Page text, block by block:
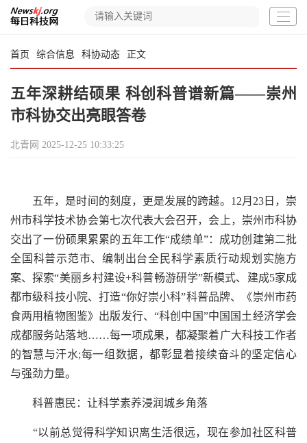
首页 综合信息 科协动态 正文
五年深耕结硕果 科创科普谱新篇——崇州
市科协交出亮眼答卷
北青网 2025-12-25 10:33:25
五年，是时间的刻度，更是发展的跨越。12月23日，崇
州市科学技术协会第七次代表大会召开，会上，崇州市科协
交出了一份硕果累累的五年工作“成绩单”：成功创建第二批
全国科普示范市、编制出台全民科学素质行动规划实施方
案、探索“美丽乡村建设+科普畅游研学”新模式、建成5家成
都市级科技小院、打造“你好崇小科”科普品牌、《崇州市药
食两用植物图鉴》出版发行、“科创中国”中国国土经济学会
成都服务站落地……每一项成果，都凝聚着广大科技工作者
的智慧与汗水;每一组数据，都彰显着接续奋斗的坚定信心
与强劲力量。
科普惠民：让科学素养浸润城乡角落
“以前总觉得科学知识离生活很远，现在参加社区科普